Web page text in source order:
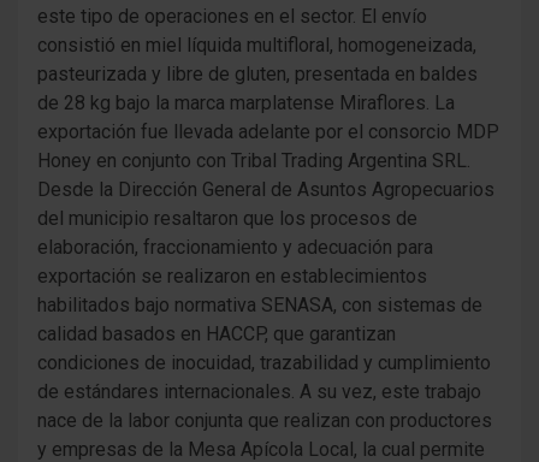
este tipo de operaciones en el sector. El envío
consistió en miel líquida multifloral, homogeneizada,
pasteurizada y libre de gluten, presentada en baldes
de 28 kg bajo la marca marplatense Miraflores. La
exportación fue llevada adelante por el consorcio MDP
Honey en conjunto con Tribal Trading Argentina SRL.
Desde la Dirección General de Asuntos Agropecuarios
del municipio resaltaron que los procesos de
elaboración, fraccionamiento y adecuación para
exportación se realizaron en establecimientos
habilitados bajo normativa SENASA, con sistemas de
calidad basados en HACCP, que garantizan
condiciones de inocuidad, trazabilidad y cumplimiento
de estándares internacionales. A su vez, este trabajo
nace de la labor conjunta que realizan con productores
y empresas de la Mesa Apícola Local, la cual permite